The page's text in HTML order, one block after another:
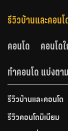
รีวิวบ้านและคอนโ
คอนโด
คอนโด
ทำคอนโด แบ่งตา
รีวิวบ้านและคอนโด
รีวิวคอนโดมิเนียม